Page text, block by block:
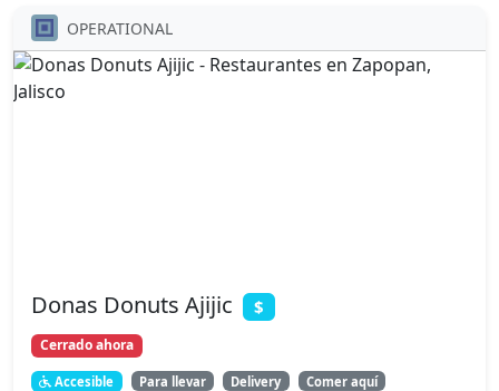
OPERATIONAL
Donas Donuts Ajijic $
Cerrado ahora
Accesible Para llevar Delivery Comer aquí